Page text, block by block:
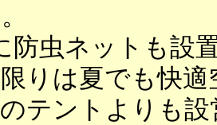
防虫ネットも設
りは夏でも快適
テントよりも